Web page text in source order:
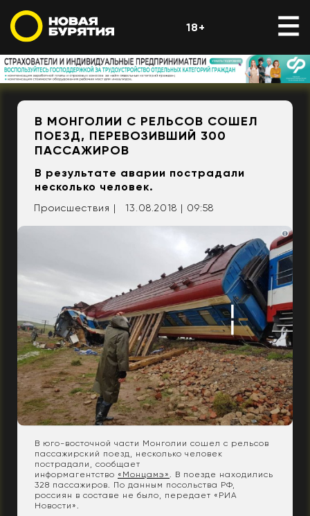
18+
В МОНГОЛИИ С РЕЛЬСОВ СОШЕЛ
ПОЕЗД, ПЕРЕВОЗИВШИЙ 300
ПАССАЖИРОВ
В результате аварии пострадали
несколько человек.
Происшествия | 13.08.2018 | 09:58
В юго-восточной части Монголии сошел с рельсов
пассажирский поезд, несколько человек
пострадали, сообщает
информагентство «Монцамэ». В поезде находились
328 пассажиров. По данным посольства РФ,
россиян в составе не было, передает «РИА
Новости».